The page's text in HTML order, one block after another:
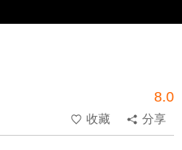
8.0
收藏 分享